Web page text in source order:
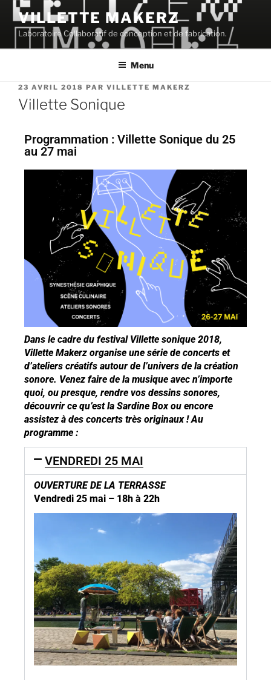
VILLETTE MAKERZ
Laboratoire Collaboratif de conception et de fabrication.
Menu
23 AVRIL 2018 PAR VILLETTE MAKERZ
Villette Sonique
Programmation : Villette Sonique du 25
au 27 mai
Dans le cadre du festival Villette sonique 2018,
Villette Makerz organise une série de concerts et
d’ateliers créatifs autour de l’univers de la création
sonore. Venez faire de la musique avec n’importe
quoi, ou presque, rendre vos dessins sonores,
découvrir ce qu’est la Sardine Box ou encore
assistez à des concerts très originaux ! Au
programme :
VENDREDI 25 MAI
OUVERTURE DE LA TERRASSE
Vendredi 25 mai – 18h à 22h